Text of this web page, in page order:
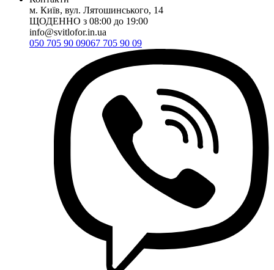
м. Київ, вул. Лятошинського, 14
ЩОДЕННО з 08:00 до 19:00
info@svitlofor.in.ua
050 705 90 09067 705 90 09